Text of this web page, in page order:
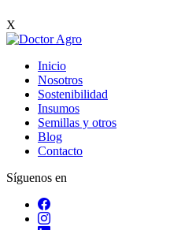
X
Inicio
Nosotros
Sostenibilidad
Insumos
Semillas y otros
Blog
Contacto
Síguenos en